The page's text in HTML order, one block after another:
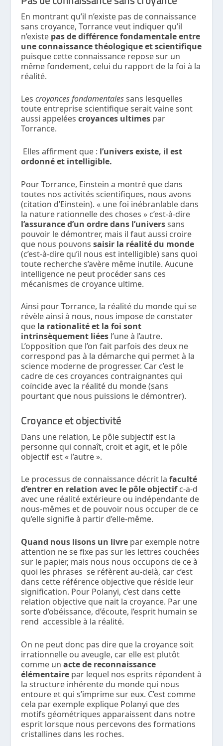
En montrant qu’il n’existe pas de connaissance
sans croyance, Torrance veut indiquer qu’il
n’existe pas de différence fondamentale entre
une connaissance théologique et scientifique
puisque cette connaissance repose sur un
même fondement, celui du rapport de la foi à la
réalité.
Lescroyances fondamentalessans lesquelles
toute entreprise scientifique serait vaine sont
aussi appeléescroyances ultimes par
Torrance.
Elles affirment que : l’univers existe, il est
ordonné et intelligible.
Pour Torrance, Einstein a montré que dans
toutes nos activités scientifiques, nous avons
(citation d’Einstein). « une foi inébranlable dans
la nature rationnelle des choses » c’est-à-dire
l’assurance d’un ordre dans l’universsans
pouvoir le démontrer, mais il faut aussi croire
que nous pouvonssaisir la réalité du monde
(c’est-à-dire qu’il nous est intelligible) sans quoi
toute recherche s’avère même inutile. Aucune
intelligence ne peut procéder sans ces
mécanismes de croyance ultime.
Ainsi pour Torrance, la réalité du monde qui se
révèle ainsi à nous, nous impose de constater
que la rationalité et la foi sont
intrinsèquement liées l’une à l’autre.
L’opposition que l’on fait parfois des deux ne
correspond pas à la démarche qui permet à la
science moderne de progresser. Car c’est le
cadre de ces croyances contraignantes qui
coïncide avec la réalité du monde (sans
pourtant que nous puissions le démontrer).
Croyance et objectivité
Dans une relation, Le pôle subjectif est la
personne qui connaît, croit et agit, et le pôle
objectif est « l’autre ».
Le processus de connaissance décrit lafaculté
d’entrer en relation avec le pôle objectifc-a-d
avec une réalité extérieure ou indépendante de
nous-mêmes et de pouvoir nous occuper de ce
qu’elle signifie à partir d’elle-même.
Quand nous lisons un livre par exemple notre
attention ne se fixe pas sur les lettres couchées
sur le papier, mais nous nous occupons de ce à
quoi les phrases se réfèrent au-delà, car c’est
dans cette référence objective que réside leur
signification. Pour Polanyi, c’est dans cette
relation objective que nait la croyance. Par une
sorte d’obéissance, d’écoute, l’esprit humain se
rend accessible à la réalité.
On ne peut donc pas dire que la croyance soit
irrationnelle ou aveugle, car elle est plutôt
comme unacte de reconnaissance
élémentaire par lequel nos esprits répondent à
la structure inhérente du monde qui nous
entoure et qui s’imprime sur eux. C’est comme
cela par exemple explique Polanyi que des
motifs géométriques apparaissent dans notre
esprit lorsque nous percevons des formations
cristallines dans les roches.